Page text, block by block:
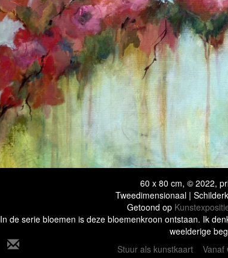
60 x 80 cm, © 2022,
Tweedimensionaal |
Getoond op
In de serie bloemen is deze bloemenkroon ontstaan. Ik
weelderige
Stuur als kunstkaart Vanaf